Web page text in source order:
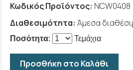
Κωδικός Προϊόντος: NCW0408
Διαθεσιμότητα: Άμεσα
Ποσότητα: Τεμάχια
Προσθήκη στο Καλάθι